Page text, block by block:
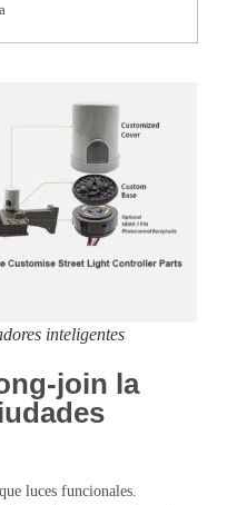
inteligentes
join la
luces funcionales.